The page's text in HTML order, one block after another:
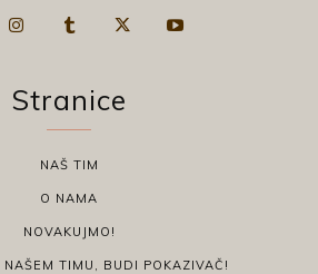
Stranice
NAŠ TIM
O NAMA
NOVAKUJMO!
NAŠEM TIMU, BUDI POKAZIVAČ!